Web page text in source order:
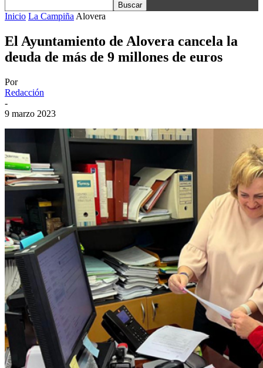
Inicio La Campiña Alovera
El Ayuntamiento de Alovera cancela la
deuda de más de 9 millones de euros
Por
Redacción
-
9 marzo 2023